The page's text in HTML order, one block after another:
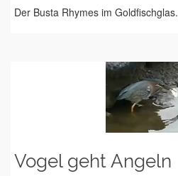
Der Busta Rhymes im Goldfischglas.
Vogel geht Angeln